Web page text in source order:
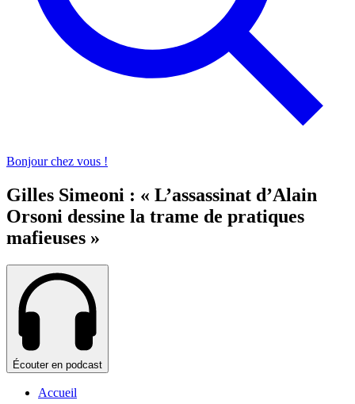
Bonjour chez vous !
Gilles Simeoni : « L’assassinat d’Alain
Orsoni dessine la trame de pratiques
mafieuses »
Écouter en podcast
Accueil